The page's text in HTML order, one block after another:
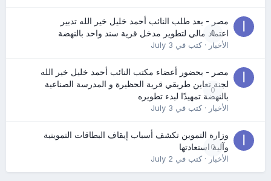
0
مصر - بعد طلب النائب أحمد خليل خير الله تدبير
اعتماد مالي لتطوير مدخل قرية سند واحد بالنهضة
الأخبار· كتب في July 3
0
مصر - بحضور أعضاء مكتب النائب أحمد خليل خير الله
لجنة تعاين طريقي قرية الحظيرة و المدرسة الصناعية
بالنهضة تمهيدًا لبدء تطويره
الأخبار· كتب في July 3
0
وزارة التموين تكشف أسباب إيقاف البطاقات التموينية
وآلية استعادتها
الأخبار· كتب في July 2